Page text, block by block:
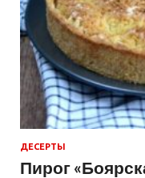
ДЕСЕРТЫ
Пирог